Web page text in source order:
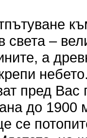
света –
а
пред Вас
до
се